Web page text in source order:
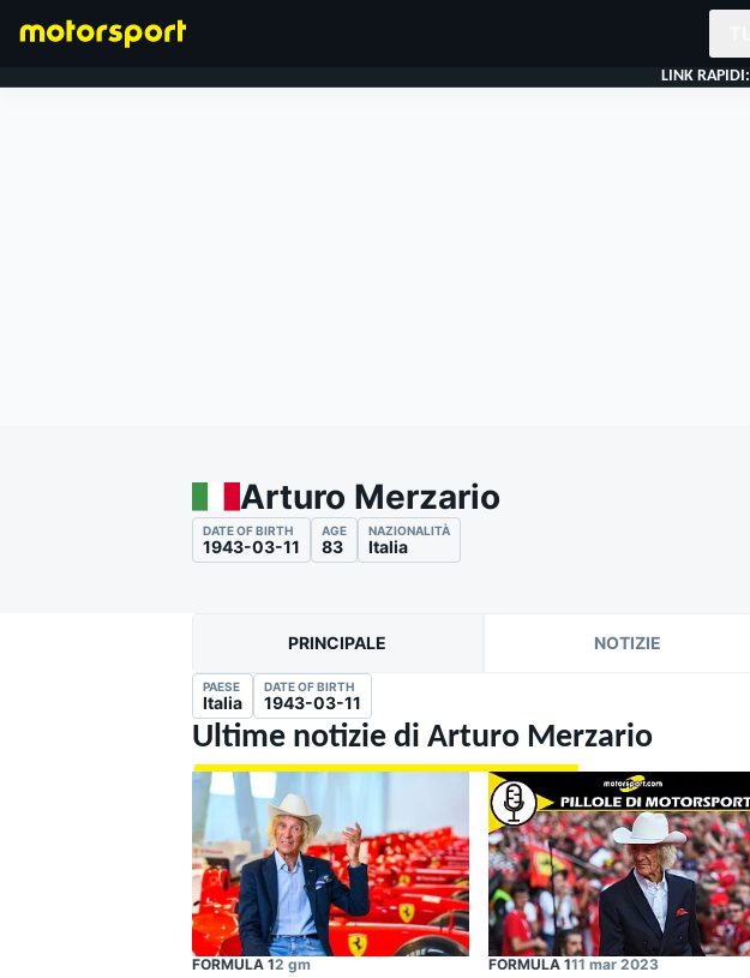
MOTOGP
WRC
LINK RAPIDI:
Arturo Merzario
DATE OF BIRTH
1943-03-11
AGE
83
NAZIONALITÀ
Italia
PRINCIPALE NOTIZIE
PAESE
Italia
DATE OF BIRTH
1943-03-11
Ultime notizie di Arturo Merzario
FORMULA 12 gm FORMULA 111 mar 2023